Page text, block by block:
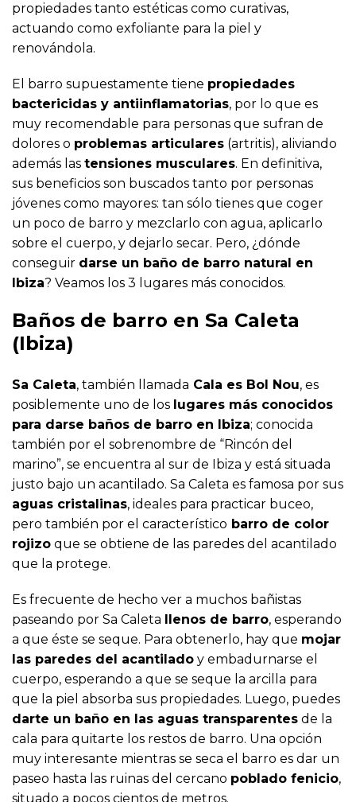
propiedades tanto estéticas como curativas,
actuando como exfoliante para la piel y
renovándola.
El barro supuestamente tiene propiedades
bactericidas y antiinflamatorias, por lo que es
muy recomendable para personas que sufran de
dolores o problemas articulares (artritis), aliviando
además las tensiones musculares. En definitiva,
sus beneficios son buscados tanto por personas
jóvenes como mayores: tan sólo tienes que coger
un poco de barro y mezclarlo con agua, aplicarlo
sobre el cuerpo, y dejarlo secar. Pero, ¿dónde
conseguir darse un baño de barro natural en
Ibiza? Veamos los 3 lugares más conocidos.
Baños de barro en Sa Caleta
(Ibiza)
Sa Caleta, también llamada Cala es Bol Nou, es
posiblemente uno de los lugares más conocidos
para darse baños de barro en Ibiza; conocida
también por el sobrenombre de “Rincón del
marino”, se encuentra al sur de Ibiza y está situada
justo bajo un acantilado. Sa Caleta es famosa por sus
aguas cristalinas, ideales para practicar buceo,
pero también por el característico barro de color
rojizo que se obtiene de las paredes del acantilado
que la protege.
Es frecuente de hecho ver a muchos bañistas
paseando por Sa Caleta llenos de barro, esperando
a que éste se seque. Para obtenerlo, hay que mojar
las paredes del acantilado y embadurnarse el
cuerpo, esperando a que se seque la arcilla para
que la piel absorba sus propiedades. Luego, puedes
darte un baño en las aguas transparentes de la
cala para quitarte los restos de barro. Una opción
muy interesante mientras se seca el barro es dar un
paseo hasta las ruinas del cercano poblado fenicio,
situado a pocos cientos de metros.